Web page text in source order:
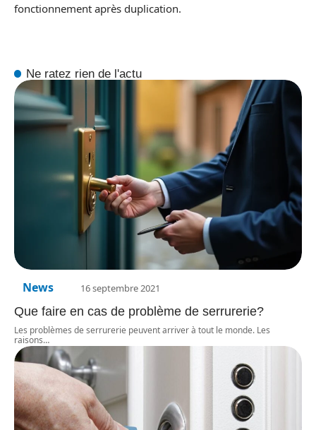
fonctionnement après duplication.
Ne ratez rien de l'actu
News 16 septembre 2021
Que faire en cas de problème de serrurerie?
Les problèmes de serrurerie peuvent arriver à tout le monde. Les
raisons…